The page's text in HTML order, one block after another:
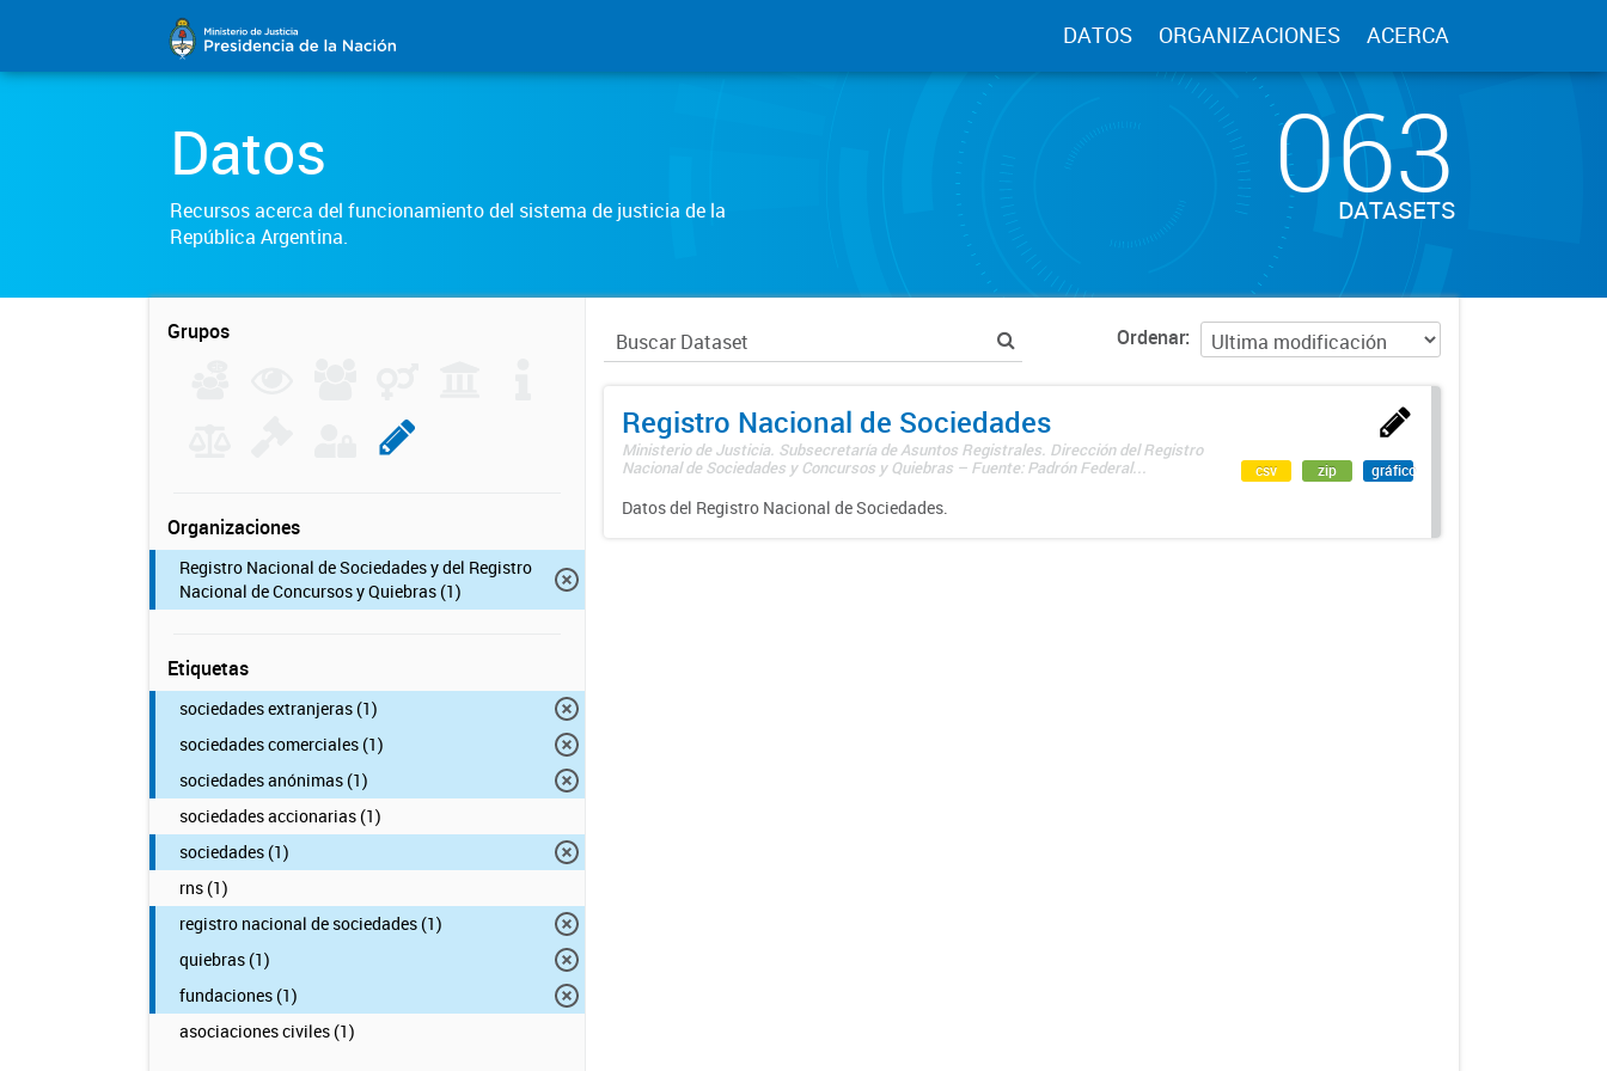
DATOS ORGANIZACIONES ACERCA
Datos
Recursos acerca del funcionamiento del sistema de justicia de la
República Argentina.
063
DATASETS
Grupos
Organizaciones
Registro Nacional de Sociedades y del Registro
Nacional de Concursos y Quiebras (1)
Etiquetas
sociedades extranjeras (1)
sociedades comerciales (1)
sociedades anónimas (1)
sociedades accionarias (1)
sociedades (1)
rns (1)
registro nacional de sociedades (1)
quiebras (1)
fundaciones (1)
asociaciones civiles (1)
Ordenar
Registro Nacional de Sociedades
Ministerio de Justicia. Subsecretaría de Asuntos Registrales. Dirección del Registro
Nacional de Sociedades y Concursos y Quiebras – Fuente: Padrón Federal...
Datos del Registro Nacional de Sociedades.
csv zip gráfico